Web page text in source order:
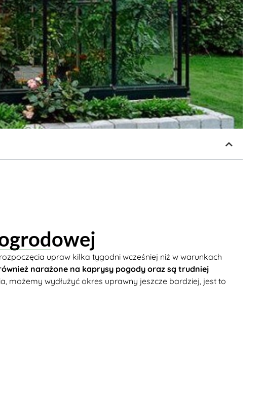
upraw kilka tygodni wcześniej niż w warunkach
narażone na kaprysy pogody oraz są trudniej
możemy wydłużyć okres uprawny jeszcze bardziej, jest to